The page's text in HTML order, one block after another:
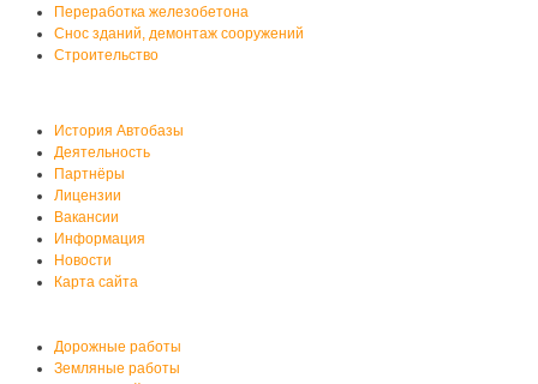
Переработка железобетона
Снос зданий, демонтаж сооружений
Строительство
История Автобазы
Деятельность
Партнёры
Лицензии
Вакансии
Информация
Новости
Карта сайта
Дорожные работы
Земляные работы